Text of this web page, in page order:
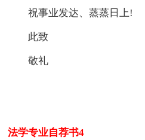
祝事业发达、蒸蒸日上!
此致
敬礼
法学专业自荐书4